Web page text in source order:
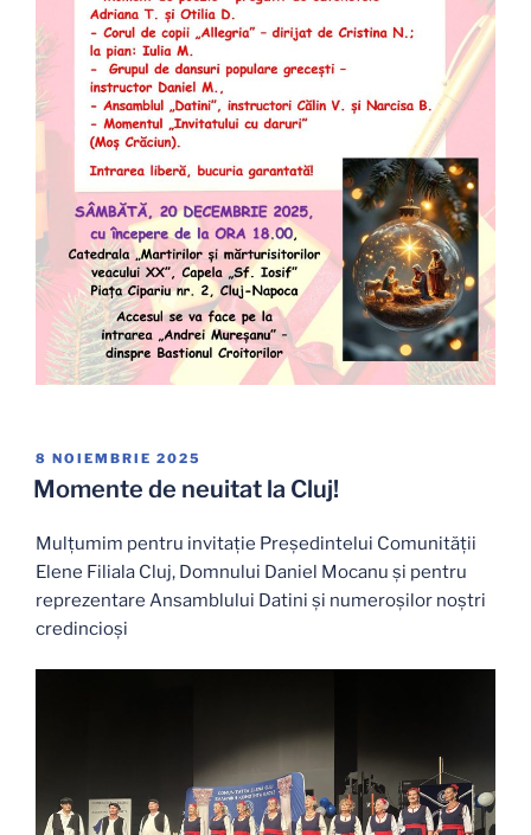
PUBLICAT
PE
8 NOIEMBRIE 2025
Momente de neuitat la Cluj!
Mulțumim pentru invitație Președintelui Comunității
Elene Filiala Cluj, Domnului Daniel Mocanu și pentru
reprezentare Ansamblului Datini și numeroșilor noștri
credincioși